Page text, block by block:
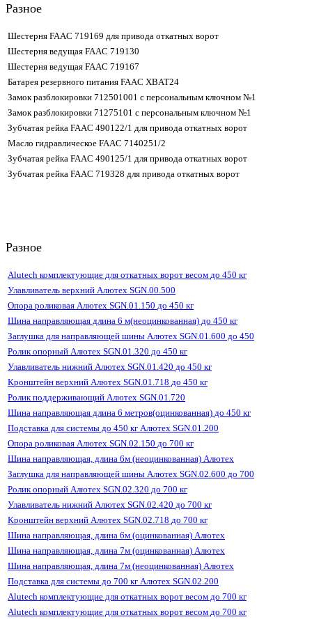
Разное
Шестерня FAAC 719169 для привода откатных ворот
Шестерня ведущая FAAC 719130
Шестерня ведущая FAAC 719167
Батарея резервного питания FAAC XBAT24
Замок разблокировки 712501001 с персональным ключном №1
Замок разблокировки 71275101 с персональным ключном №1
Зубчатая рейка FAAC 490122/1 для привода откатных ворот
Масло гидравлическое FAAC 7140251/2
Зубчатая рейка FAAC 490125/1 для привода откатных ворот
Зубчатая рейка FAAC 719328 для привода откатных ворот
Разное
Alutech комплектующие для откатных ворот весом до 450 кг
Улавливатель верхний Алютех SGN.00.500
Опора роликовая Алютех SGN.01.150 до 450 кг
Шина направляющая длина 6 м(неоцинкованная) до 450 кг
Заглушка для направляющей шины Алютех SGN.01.600 до 450
Ролик опорный Алютех SGN.01.320 до 450 кг
Улавливатель нижний Алютех SGN.01.420 до 450 кг
Кронштейн верхний Алютех SGN.01.718 до 450 кг
Ролик поддерживающий Алютех SGN.01.720
Шина направляющая длина 6 метров(оцинкованная) до 450 кг
Подставка для системы до 450 кг Алютех SGN.01.200
Опора роликовая Алютех SGN.02.150 до 700 кг
Шина направляющая, длина 6м (неоцинкованная) Алютех
Заглушка для направляющей шины Алютех SGN.02.600 до 700
Ролик опорный Алютех SGN.02.320 до 700 кг
Улавливатель нижний Алютех SGN.02.420 до 700 кг
Кронштейн верхний Алютех SGN.02.718 до 700 кг
Шина направляющая, длина 6м (оцинкованная) Алютех
Шина направляющая, длина 7м (оцинкованная) Алютех
Шина направляющая, длина 7м (неоцинкованная) Алютех
Подставка для системы до 700 кг Алютех SGN.02.200
Alutech комплектующие для откатных ворот весом до 700 кг
Alutech комплектующие для откатных ворот весом до 700 кг